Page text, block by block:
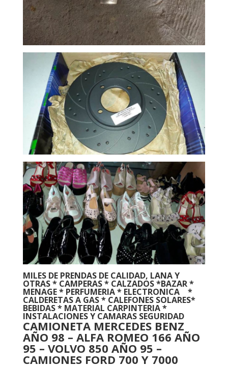
MILES DE PRENDAS DE CALIDAD, LANA Y
OTRAS * CAMPERAS * CALZADOS *BAZAR *
MENAGE * PERFUMERIA * ELECTRONICA *
CALDERETAS A GAS * CALEFONES SOLARES*
BEBIDAS * MATERIAL CARPINTERIA *
INSTALACIONES Y CAMARAS SEGURIDAD
CAMIONETA MERCEDES BENZ
AÑO 98 – ALFA ROMEO 166 AÑO
95 – VOLVO 850 AÑO 95 –
CAMIONES FORD 700 Y 7000